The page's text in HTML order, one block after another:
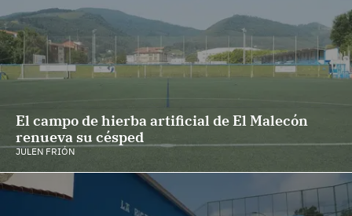
El campo de hierba artificial de El Malecón
renueva su césped
JULEN FRIÓN